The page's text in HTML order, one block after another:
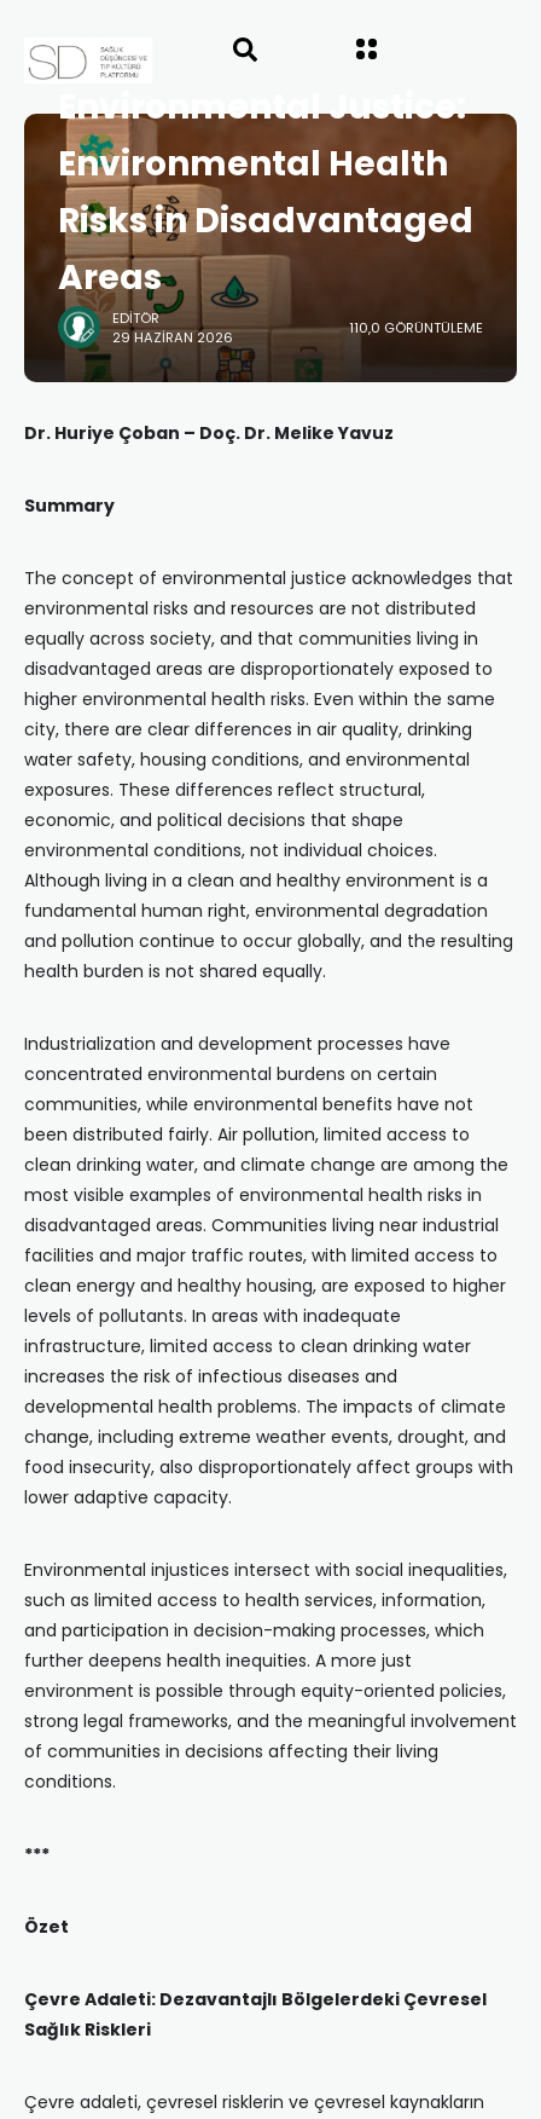
ANASAYFA
Environmental Justice:
Environmental Health
Risks in Disadvantaged
Areas
EDITÖR
29 HAZIRAN 2026
110,0 GÖRÜNTÜLEME
Dr. Huriye Çoban – Doç. Dr. Melike Yavuz
Summary
The concept of environmental justice acknowledges that
environmental risks and resources are not distributed
equally across society, and that communities living in
disadvantaged areas are disproportionately exposed to
higher environmental health risks. Even within the same
city, there are clear differences in air quality, drinking
water safety, housing conditions, and environmental
exposures. These differences reflect structural,
economic, and political decisions that shape
environmental conditions, not individual choices.
Although living in a clean and healthy environment is a
fundamental human right, environmental degradation
and pollution continue to occur globally, and the resulting
health burden is not shared equally.
Industrialization and development processes have
concentrated environmental burdens on certain
communities, while environmental benefits have not
been distributed fairly. Air pollution, limited access to
clean drinking water, and climate change are among the
most visible examples of environmental health risks in
disadvantaged areas. Communities living near industrial
facilities and major traffic routes, with limited access to
clean energy and healthy housing, are exposed to higher
levels of pollutants. In areas with inadequate
infrastructure, limited access to clean drinking water
increases the risk of infectious diseases and
developmental health problems. The impacts of climate
change, including extreme weather events, drought, and
food insecurity, also disproportionately affect groups with
lower adaptive capacity.
Environmental injustices intersect with social inequalities,
such as limited access to health services, information,
and participation in decision-making processes, which
further deepens health inequities. A more just
environment is possible through equity-oriented policies,
strong legal frameworks, and the meaningful involvement
of communities in decisions affecting their living
conditions.
***
Özet
Çevre Adaleti: Dezavantajlı Bölgelerdeki Çevresel
Sağlık Riskleri
Çevre adaleti, çevresel risklerin ve çevresel kaynakların